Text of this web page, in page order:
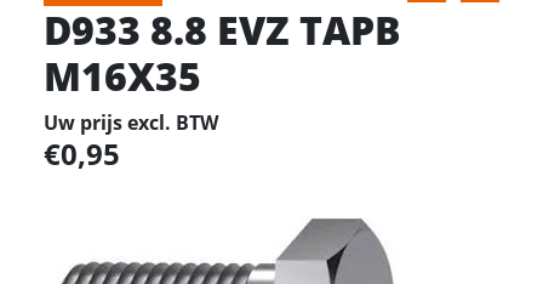
D933 8.8 EVZ TAPB
M16X35
Uw prijs excl. BTW
0,95